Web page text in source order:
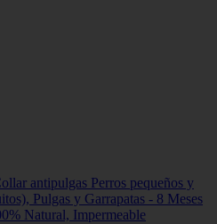
antipulgas Perros pequeños y
Pulgas y Garrapatas - 8 Meses
Natural, Impermeable